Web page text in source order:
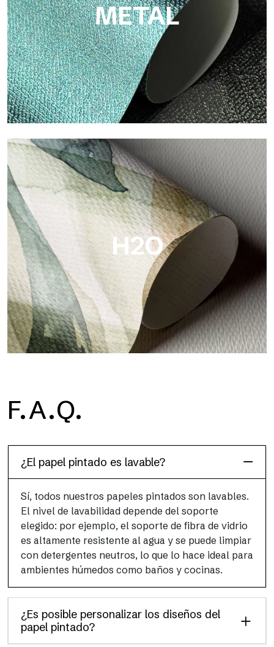
METAL
Metal
Metal es el papel pintado metálico de Tecnografica, con
reflejos metálicos únicos que resaltan los colores oro, plata,
cobre y ricos.
H2O
H2O es el papel pintado de baño de fibra de vidrio
impermeable, ideal para cabinas de ducha y ambientes
F.A.Q.
¿El papel pintado es lavable?
Sí, todos nuestros papeles pintados son lavables.
El nivel de lavabilidad depende del soporte
elegido: por ejemplo, el soporte de fibra de vidrio
es altamente resistente al agua y se puede limpiar
con detergentes neutros, lo que lo hace ideal para
ambientes húmedos como baños y cocinas.
¿Es posible personalizar los diseños del
papel pintado?